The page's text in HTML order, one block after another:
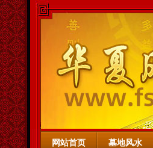
网站首页 墓地风水